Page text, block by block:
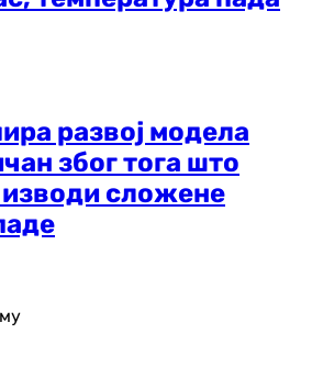
развој модела
због тога што
сложене